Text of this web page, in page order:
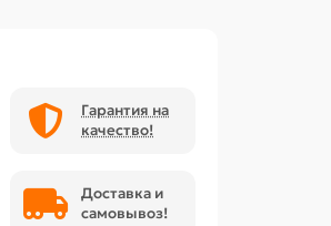
Гарантия на
качество!
Доставка и
самовывоз!